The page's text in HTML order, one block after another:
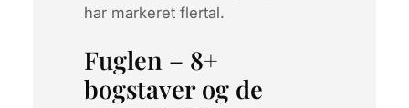
har markeret flertal.
Fuglen – 8+
bogstaver og de